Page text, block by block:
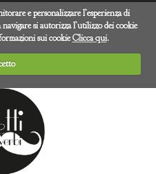
e personalizzare l’esperienza di
si autorizza l’utilizzo dei cookie
sui cookieClicca qui.